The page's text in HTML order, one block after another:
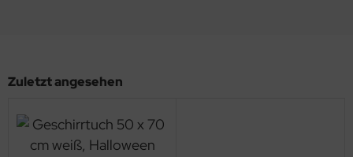
Zuletzt angesehen